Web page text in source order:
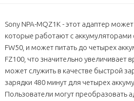
Sony NPA-MQZ1K - этот адаптер
которые работают с аккумуляторами
FW50, и может питать до четырех
FZ100, что значительно увеличивает
может служить в качестве быстрой
зарядки 480 минут для четырех
Пользователи могут преобразовать